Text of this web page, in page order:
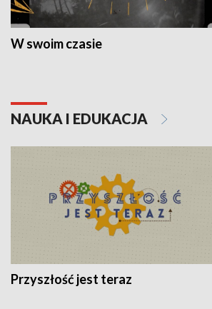
W swoim czasie
NAUKA I EDUKACJA
Przyszłość jest teraz